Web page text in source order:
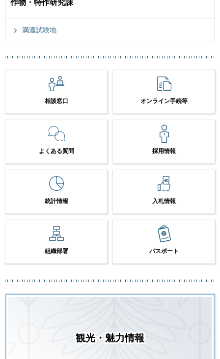
作物・特作研究課
満濃試験地
相談窓口 オンライン手続等
よくある質問 採用情報
統計情報 入札情報
組織部署 パスポート
観光・魅力情報